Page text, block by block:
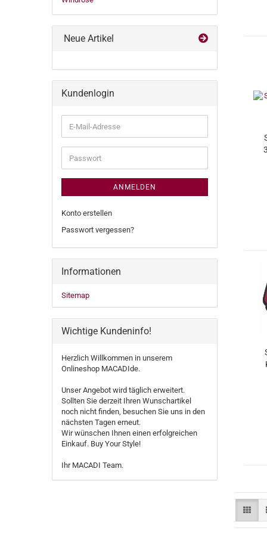
Neue Artikel
Kundenlogin
E-
Mail-
Adresse
Passwort
ANMELDEN
Konto erstellen
Passwort vergessen?
Informationen
Sitemap
Wichtige Kundeninfo!
Herzlich Willkommen in unserem
Onlineshop MACADIde.
Unser Angebot wird täglich erweitert.
Sollten Sie derzeit Ihren Wunschartikel
noch nicht finden, besuchen Sie uns in den
nächsten Tagen erneut.
Wir wünschen Ihnen einen erfolgreichen
Einkauf. Buy Your Style!
Ihr MACADI Team.